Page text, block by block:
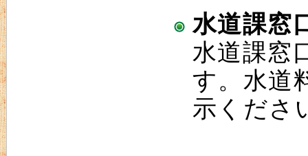
水道課窓
水道課窓
す。水道
示くださ